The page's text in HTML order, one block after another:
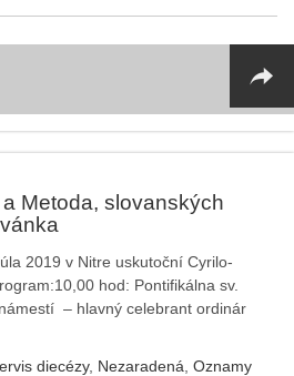
Metoda, slovanských
2019 v Nitre uskutoční Cyrilo-
hod: Pontifikálna sv.
– hlavný celebrant ordinár
diecézy, Nezaradená Oznamy